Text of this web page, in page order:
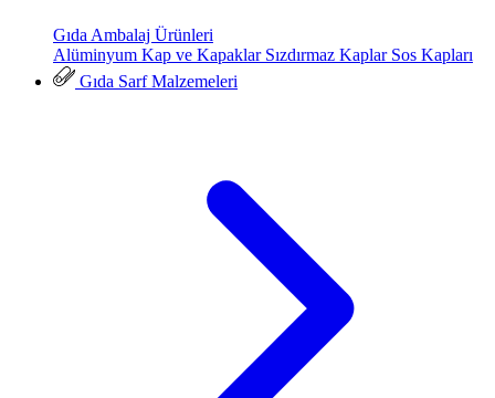
Gıda Ambalaj Ürünleri
Alüminyum Kap ve Kapaklar Sızdırmaz Kaplar Sos Kapları
Gıda Sarf Malzemeleri